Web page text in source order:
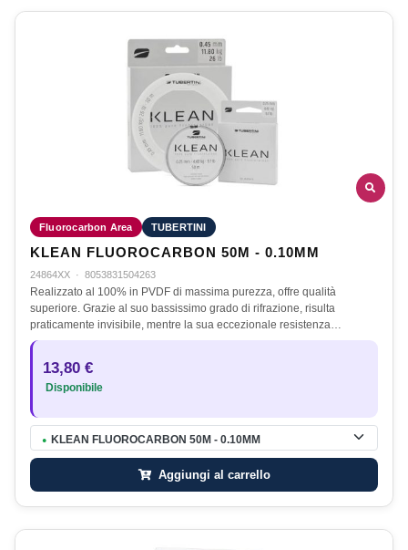
Fluorocarbon Area TUBERTINI
KLEAN FLUOROCARBON 50M - 0.10MM
24864XX · 8053831504263
Realizzato al 100% in PVDF di massima purezza, offre qualità
superiore. Grazie al suo bassissimo grado di rifrazione, risulta
praticamente invisibile, mentre la sua eccezionale resistenza…
13,80 €
Disponibile
● KLEAN FLUOROCARBON 50M - 0.10MM
Aggiungi al carrello